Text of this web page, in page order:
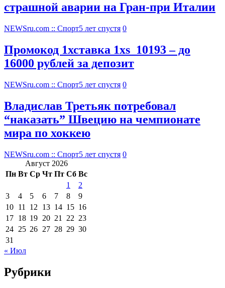
страшной аварии на Гран-при Италии
NEWSru.com :: Спорт5 лет спустя 0
Промокод 1хставка 1xs_10193 – до
16000 рублей за депозит
NEWSru.com :: Спорт5 лет спустя 0
Владислав Третьяк потребовал
“наказать” Швецию на чемпионате
мира по хоккею
NEWSru.com :: Спорт5 лет спустя 0
Август 2026
Пн Вт Ср Чт Пт Сб Вс
1
2
3
4 5 6 7 8
9
10 11 12 13 14 15 16
17 18 19 20 21 22 23
24 25 26 27 28 29 30
31
« Июл
Рубрики